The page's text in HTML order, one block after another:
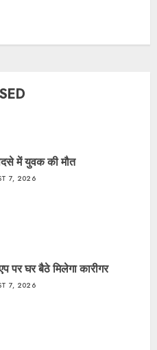
में युवक की मौत
7, 2026
पर घर बैठे मिलेगा कारीगर
7, 2026